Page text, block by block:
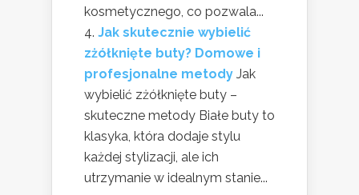
kosmetycznego, co pozwala...
Jak skutecznie wybielić
zżółknięte buty? Domowe i
profesjonalne metody Jak
wybielić zżółknięte buty –
skuteczne metody Białe buty to
klasyka, która dodaje stylu
każdej stylizacji, ale ich
utrzymanie w idealnym stanie...